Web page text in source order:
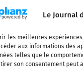
Le Journal
les meilleures
aux informations des
telles que le
son consentement peut
Cookies